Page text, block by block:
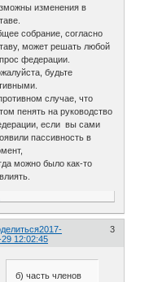
изменения в
собрание, согласно
может решать любой
федерации.
будьте
случае, что
пенять на руководство
если вы сами
пассивность в
можно было как-то
3
2017-
29 12:02:45
б) часть членов